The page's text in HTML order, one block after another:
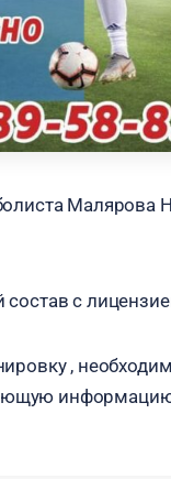
Малярова
с
,